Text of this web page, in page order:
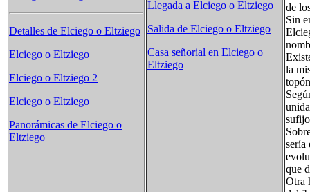
Detalles de Elciego o Eltziego
Elciego o Eltziego
Elciego o Eltziego 2
Elciego o Eltziego
Panorámicas de Elciego o
Eltziego
Llegada a Elciego o Eltziego
Salida de Elciego o Eltziego
Casa señorial en Elciego o
Eltziego
de
Sin
la
sería
que
Otra